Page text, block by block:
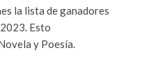
la lista de ganadores
Esto
y Poesía.